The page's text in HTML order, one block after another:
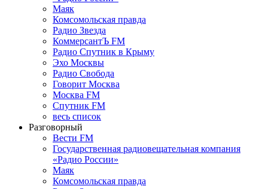
Маяк
Комсомольская правда
Радио Звезда
КоммерсантЪ FM
Радио Спутник в Крыму
Эхо Москвы
Радио Свобода
Говорит Москва
Москва FM
Спутник FM
весь список
Разговорный
Вести FM
Государственная радиовещательная компания
«Радио России»
Маяк
Комсомольская правда